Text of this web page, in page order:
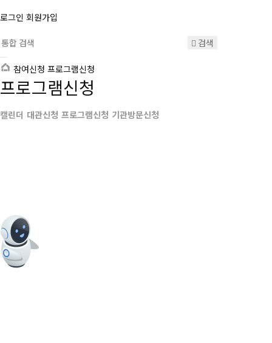
로그인 회원가입
검색
참여신청 프로그램신청
프로그램신청
캘린더 대관신청 프로그램신청 기관방문신청